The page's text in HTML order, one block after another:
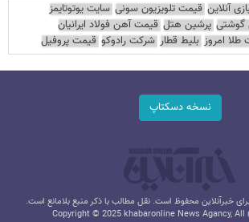
آنلاین قیمت تلویزیون سونی سایت یوتوتایمز
گوشتی پرشین هتل قیمت آهن فولاد ایرانیان
امروز بلیط قطار شرکت رادوکو قیمت پروفیل
نسخه دسکتاپ
خبرآنلاین محفوظ است. نقل مطالب با ذکر منبع بلامانع است.
Copyright © 2025 khabaronline News Agancy,